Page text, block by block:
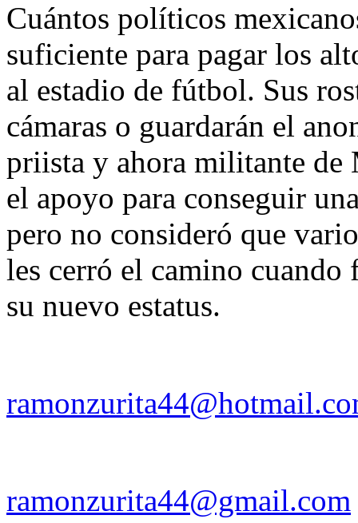
Cuántos políticos
suficiente para pagar los
al estadio de fútbol. Sus
cámaras o guardarán el
priista y ahora militante de
el apoyo para conseguir
pero no consideró que
les cerró el camino
su nuevo estatus.
ramonzurita44@gmail.com